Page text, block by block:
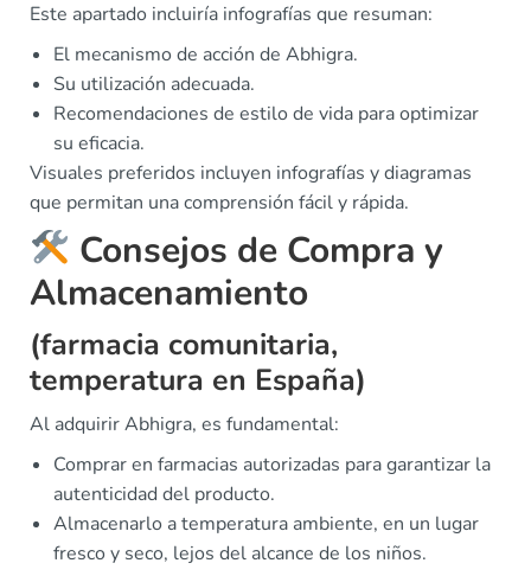
Este apartado incluiría infografías que resuman:
El mecanismo de acción de Abhigra.
Su utilización adecuada.
Recomendaciones de estilo de vida para optimizar
su eficacia.
Visuales preferidos incluyen infografías y diagramas
que permitan una comprensión fácil y rápida.
Consejos de Compra y
Almacenamiento
(farmacia comunitaria,
temperatura en España)
Al adquirir Abhigra, es fundamental:
Comprar en farmacias autorizadas para garantizar la
autenticidad del producto.
Almacenarlo a temperatura ambiente, en un lugar
fresco y seco, lejos del alcance de los niños.